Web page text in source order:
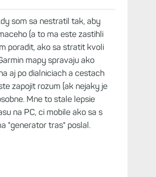
som sa nestratil tak, aby
(a to ma este zastihli
poradit, ako sa stratit kvoli
mapy spravaju ako
aj po dialniciach a cestach
zapojit rozum (ak nejaky je
Mne to stale lepsie
na PC, ci mobile ako sa s
"generator tras" poslal.